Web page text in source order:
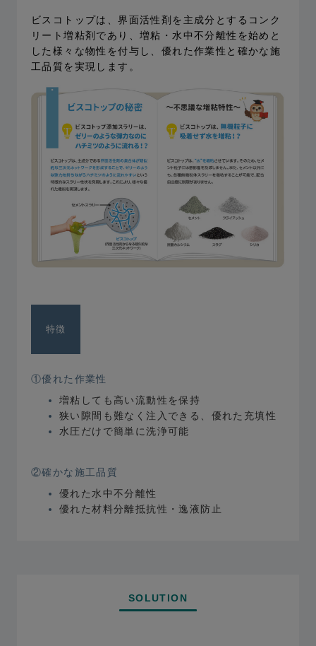
ビスコトップは、界⾯活性剤を主成分とするコンク
リート増粘剤であり、増粘・⽔中不分離性を始めと
した様々な物性を付与し、優れた作業性と確かな施
⼯品質を実現します。
特徴
①優れた作業性
増粘しても⾼い流動性を保持
狭い隙間も難なく注⼊できる、優れた充填性
⽔圧だけで簡単に洗浄可能
②確かな施⼯品質
優れた⽔中不分離性
優れた材料分離抵抗性・逸液防⽌
SOLUTION